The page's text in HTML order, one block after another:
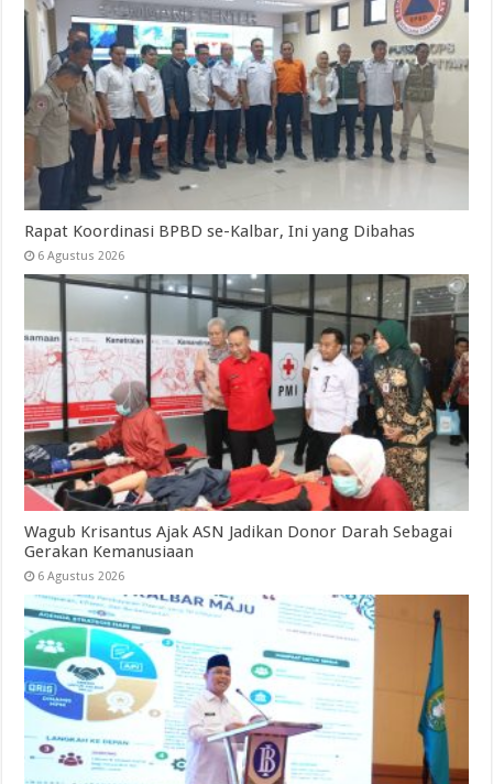
Rapat Koordinasi BPBD se-Kalbar, Ini yang Dibahas
6 Agustus 2026
Wagub Krisantus Ajak ASN Jadikan Donor Darah Sebagai
Gerakan Kemanusiaan
6 Agustus 2026